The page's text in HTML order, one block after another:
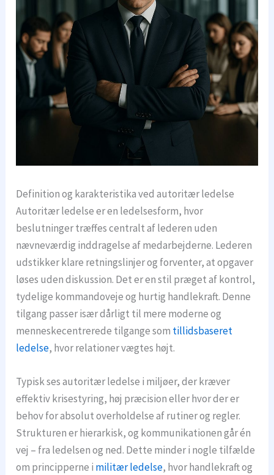
Definition og karakteristika ved autoritær ledelse
Autoritær ledelse er en ledelsesform, hvor
beslutninger træffes centralt af lederen uden
nævneværdig inddragelse af medarbejderne. Lederen
udstikker klare retningslinjer og forventer, at opgaver
løses uden diskussion. Det er en stil præget af kontrol,
tydelige kommandoveje og hurtig handlekraft. Denne
tilgang passer især dårligt til mere moderne og
menneskecentrerede tilgange som tillidsbaseret
ledelse, hvor relationer vægtes højt.
Typisk ses autoritær ledelse i miljøer, der kræver
effektiv krisestyring, høj præcision eller hvor der er
behov for absolut overholdelse af rutiner og regler.
Strukturen er hierarkisk, og kommunikationen går én
vej – fra ledelsen og ned. Dette minder i nogle tilfælde
om principperne i militær ledelse, hvor handlekraft og